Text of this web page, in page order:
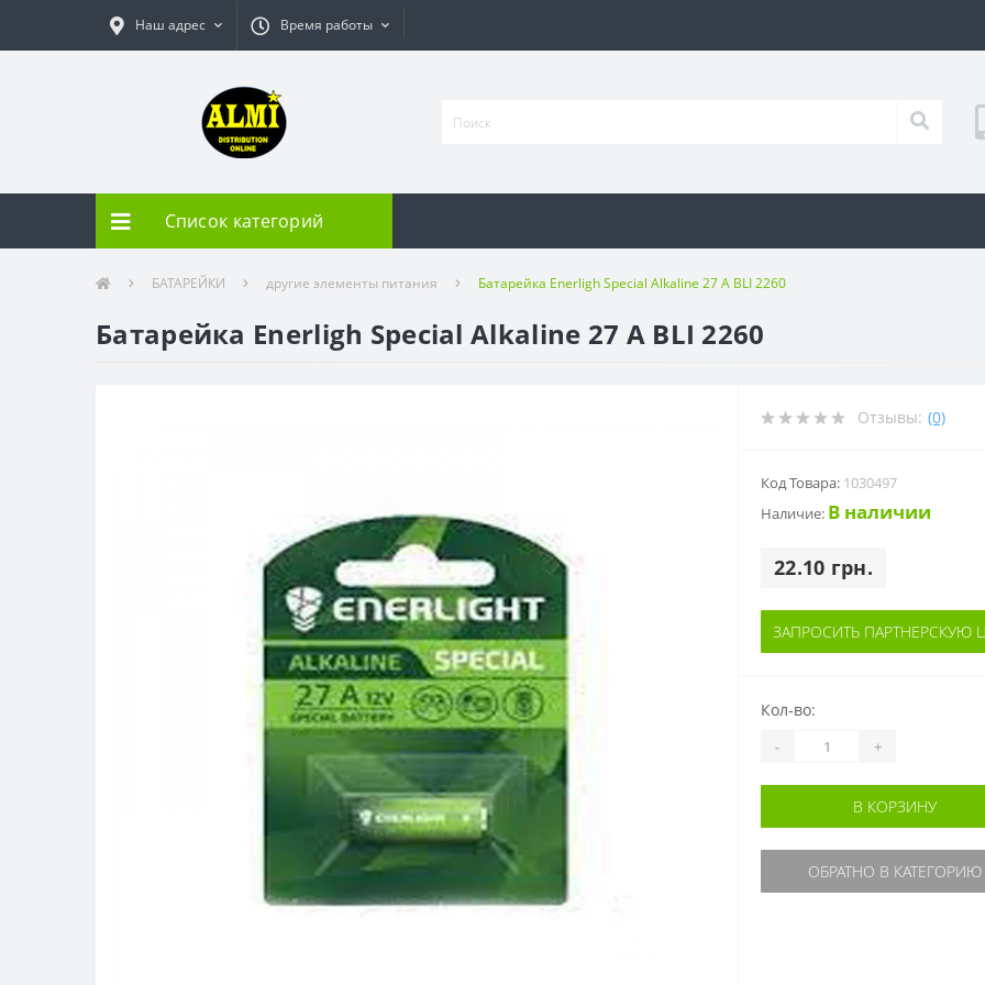
Наш адрес Время работы
Список категорий
БАТАРЕЙКИ другие элементы питания Батарейка Enerligh Special Alkaline 27 A BLI 2260
Батарейка Enerligh Special Alkaline 27 A BLI 2260
Отзывы: (0)
Код Товара: 1030497
Наличие: В наличии
22.10 грн.
ЗАПРОСИТЬ ПАРТНЕРСКУЮ
Кол-во:
- +
В КОРЗИНУ
ОБРАТНО В КАТЕГОРИЮ